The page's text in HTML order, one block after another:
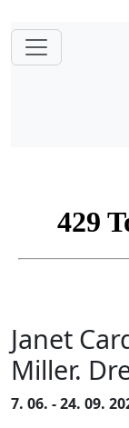
Janet
Miller.
7. 06. - 24. 09.